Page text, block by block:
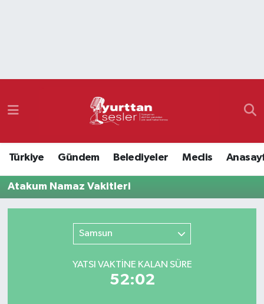
Türkiye Gündem Belediyeler Meclis
Atakum Namaz Vakitleri
Samsun
YATSI VAKTİNE KALAN SÜRE
52:02
Namaz Vakitleri
Süper Lig Puan Durumu ve Fikstür
Son Dakika Haberleri